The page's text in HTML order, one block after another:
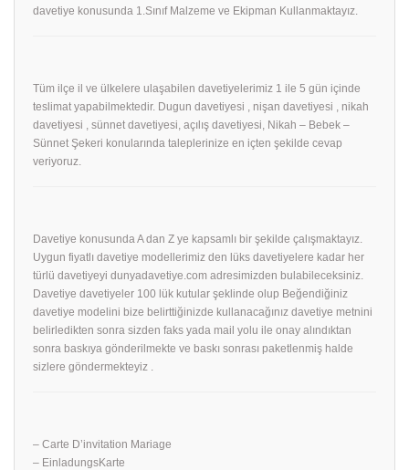
davetiye konusunda 1.Sınıf Malzeme ve Ekipman Kullanmaktayız.
Tüm ilçe il ve ülkelere ulaşabilen davetiyelerimiz 1 ile 5 gün içinde
teslimat yapabilmektedir. Dugun davetiyesi , nişan davetiyesi , nikah
davetiyesi , sünnet davetiyesi, açılış davetiyesi, Nikah – Bebek –
Sünnet Şekeri konularında taleplerinize en içten şekilde cevap
veriyoruz.
Davetiye konusunda A dan Z ye kapsamlı bir şekilde çalışmaktayız.
Uygun fiyatlı davetiye modellerimiz den lüks davetiyelere kadar her
türlü davetiyeyi dunyadavetiye.com adresimizden bulabileceksiniz.
Davetiye davetiyeler 100 lük kutular şeklinde olup Beğendiğiniz
davetiye modelini bize belirttiğinizde kullanacağınız davetiye metnini
belirledikten sonra sizden faks yada mail yolu ile onay alındıktan
sonra baskıya gönderilmekte ve baskı sonrası paketlenmiş halde
sizlere göndermekteyiz .
– Carte D’invitation Mariage
– EinladungsKarte